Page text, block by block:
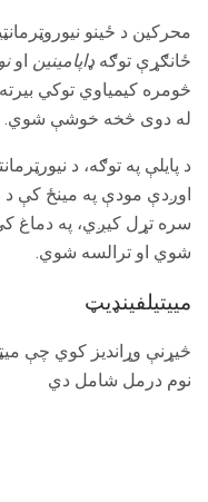
محرکین د ځینو
ځانګړې توګه ډاپامینین او
څومره کیمیاوي توکي
له دوی څخه خوشې شوي.
د پایلې په توګه، د
اوږدې مودې په مینځ کې د
سره تړل کیږي، په دماغ کې
شوي او ترالسه شوي.
مییتیلفینډیټ
څیړنې وړاندیز کوي چې
نوم درمل شامل دي